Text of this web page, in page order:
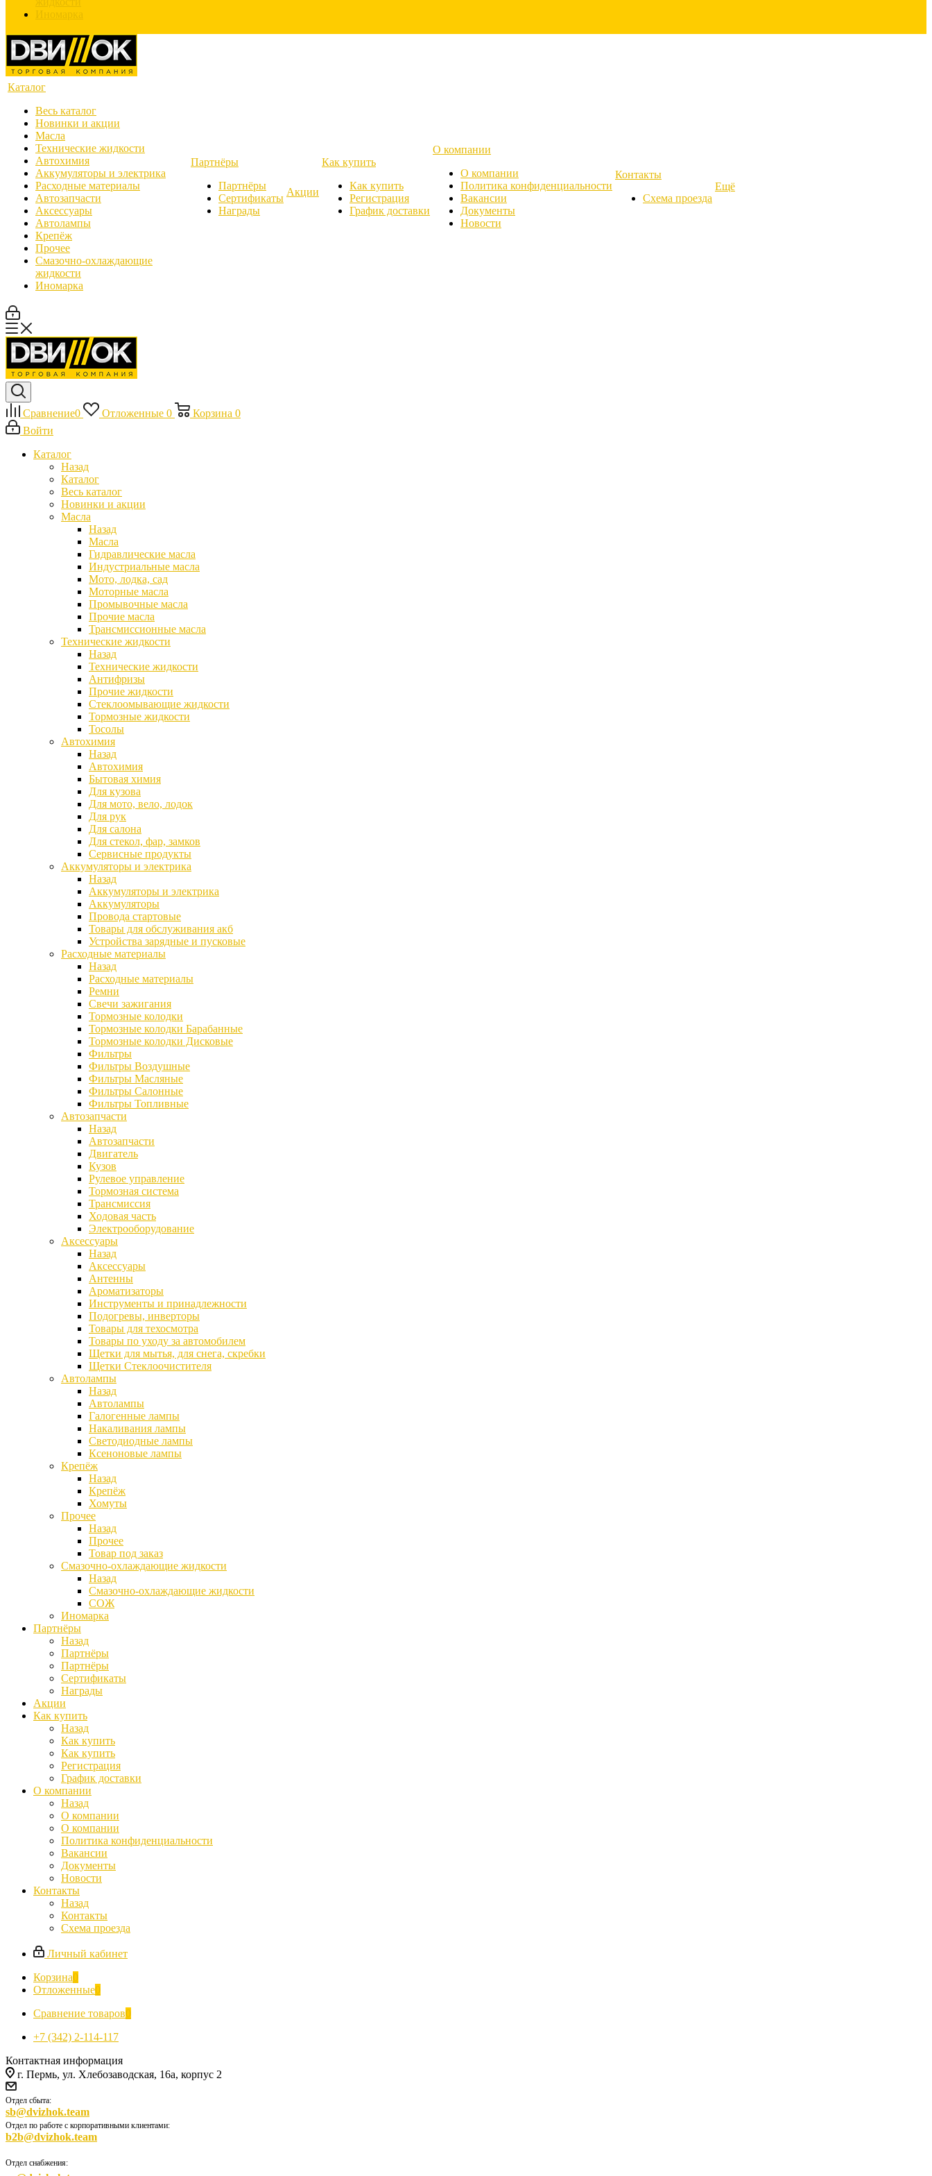
Иномарка
Каталог
Весь каталог
Новинки и акции
Масла
Технические жидкости
Автохимия
Аккумуляторы и электрика
Расходные материалы
Автозапчасти
Аксессуары
Автолампы
Крепёж
Прочее
Смазочно-охлаждающие
жидкости
Иномарка
Партнёры
Партнёры
Сертификаты
Награды
Акции
Как купить
Как купить
Регистрация
График доставки
О компании
О компании
Политика конфиденциальности
Вакансии
Документы
Новости
Контакты
Схема проезда
Ещё
Сравнение0 Отложенные 0 Корзина 0
Войти
Каталог
Назад
Каталог
Весь каталог
Новинки и акции
Масла
Назад
Масла
Гидравлические масла
Индустриальные масла
Мото, лодка, сад
Моторные масла
Промывочные масла
Прочие масла
Трансмиссионные масла
Технические жидкости
Назад
Технические жидкости
Антифризы
Прочие жидкости
Стеклоомывающие жидкости
Тормозные жидкости
Тосолы
Автохимия
Назад
Автохимия
Бытовая химия
Для кузова
Для мото, вело, лодок
Для рук
Для салона
Для стекол, фар, замков
Сервисные продукты
Аккумуляторы и электрика
Назад
Аккумуляторы и электрика
Аккумуляторы
Провода стартовые
Товары для обслуживания акб
Устройства зарядные и пусковые
Расходные материалы
Назад
Расходные материалы
Ремни
Свечи зажигания
Тормозные колодки
Тормозные колодки Барабанные
Тормозные колодки Дисковые
Фильтры
Фильтры Воздушные
Фильтры Масляные
Фильтры Салонные
Фильтры Топливные
Автозапчасти
Назад
Автозапчасти
Двигатель
Кузов
Рулевое управление
Тормозная система
Трансмиссия
Ходовая часть
Электрооборудование
Аксессуары
Назад
Аксессуары
Антенны
Ароматизаторы
Инструменты и принадлежности
Подогревы, инверторы
Товары для техосмотра
Товары по уходу за автомобилем
Щетки для мытья, для снега, скребки
Щетки Стеклоочистителя
Автолампы
Назад
Автолампы
Галогенные лампы
Накаливания лампы
Светодиодные лампы
Ксеноновые лампы
Крепёж
Назад
Крепёж
Хомуты
Прочее
Назад
Прочее
Товар под заказ
Смазочно-охлаждающие жидкости
Назад
Смазочно-охлаждающие жидкости
СОЖ
Иномарка
Партнёры
Назад
Партнёры
Партнёры
Сертификаты
Награды
Акции
Как купить
Назад
Как купить
Как купить
Регистрация
График доставки
О компании
Назад
О компании
О компании
Политика конфиденциальности
Вакансии
Документы
Новости
Контакты
Назад
Контакты
Схема проезда
Личный кабинет
Корзина0
Отложенные0
Сравнение товаров0
+7 (342) 2-114-117
Контактная информация
г. Пермь, ул. Хлебозаводская, 16а, корпус 2
Отдел сбыта:
sb@dvizhok.team
Отдел по работе с корпоративными клиентами:
b2b@dvizhok.team
Отдел снабжения: